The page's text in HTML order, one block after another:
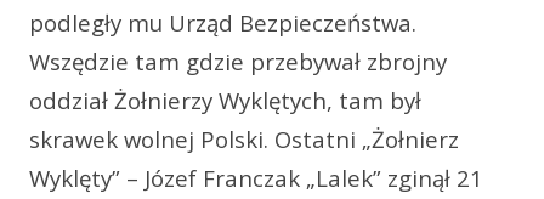
podległy mu Urząd Bezpieczeństwa.
Wszędzie tam gdzie przebywał zbrojny
oddział Żołnierzy Wyklętych, tam był
skrawek wolnej Polski. Ostatni „Żołnierz
Wyklęty” – Józef Franczak „Lalek” zginął 21